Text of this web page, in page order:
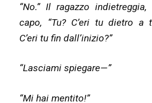
“No.” Il ragazzo
capo, “Tu? C’eri tu dietro a
C’eri tu fin dall’inizio?”
“Lasciami spiegare—”
“Mi hai mentito!”